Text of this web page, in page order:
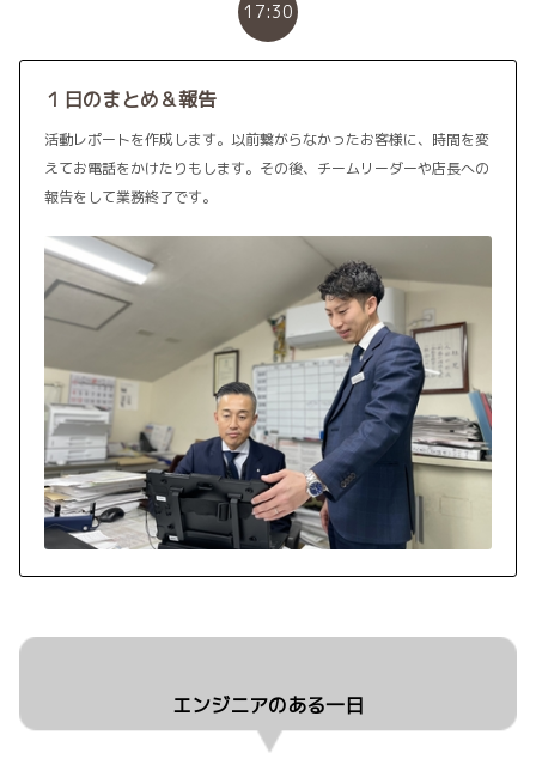
17:30
１日のまとめ＆報告
活動レポートを作成します。以前繋がらなかったお客様に、時間を変
えてお電話をかけたりもします。その後、チームリーダーや店長への
報告をして業務終了です。
エンジニアのある一日